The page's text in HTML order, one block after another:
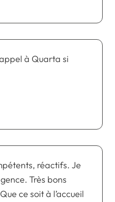
à Quarta si
réactifs. Je
Très bons
ce soit à l’accueil